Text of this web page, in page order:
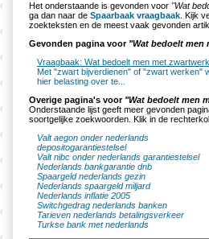
Het onderstaande is gevonden voor "Wat
ga dan naar de Spaarbaak vraagbaak . Kijk
zoekteksten en de meest vaak gevonden
Gevonden pagina voor "Wat bedoelt men
Vraagbaak: Wat bedoelt men met
Met "zwart bijverdienen" of "zwart werken"
hier belasting over te...
Overige pagina's voor "Wat bedoelt men
Onderstaande lijst geeft meer gevonden
soortgelijke zoekwoorden. Klik in de
Valt aegon onder nederlands
depositogarantiestelsel
Valt nibc onder nederlands garantiestelsel
Nederlands bankgarantie dnb
Spaargeld nederlands gezin
Nederlands spaargeld miljard
Nederlands inflatie 2005
Switchgedrag nederlands banken
Tarieven nederlands betalingsverkeer
Turkse bank met nederlands